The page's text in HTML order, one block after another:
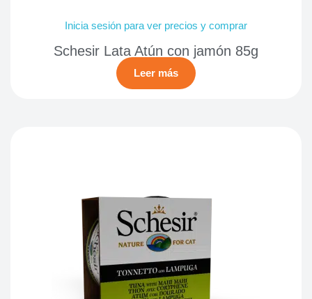
Inicia sesión para ver precios y comprar
Schesir Lata Atún con jamón 85g
Leer más